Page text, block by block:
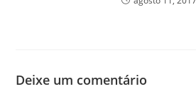
Deixe um comentário